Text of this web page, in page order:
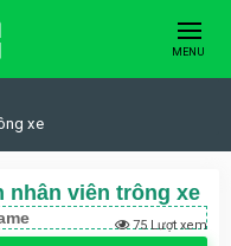
MENU
xe
nhân viên trông xe
75 Lượt xem